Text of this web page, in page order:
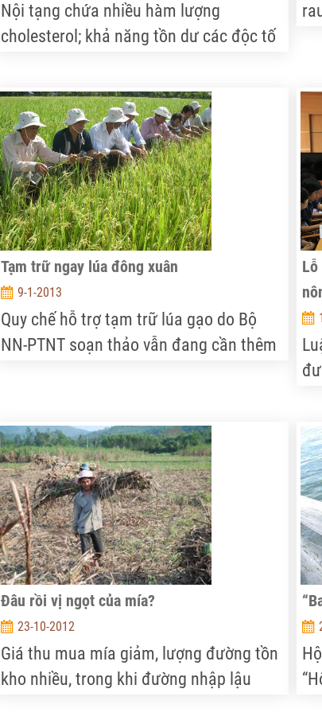
Nội tạng chứa nhiều hàm lượng
cholesterol; khả năng tồn dư các độc tố
Việc nhập nội tạng nếu không kiểm soát
tốt, còn có nguy cơ mang theo các mầm
bệnh lây lan.
Tạm trữ ngay lúa đông xuân
9-1-2013
Quy chế hỗ trợ tạm trữ lúa gạo do Bộ
NN-PTNT soạn thảo vẫn đang cần thêm
tiêu thụ lúa gạo hàng hóa vụ đông xuân
2012 - 2013 ở ĐBSCL lại đã cận kề. Bởi
vậy, nhiều doanh nghiệp, nhà quản lý đã
lên tiếng về việc phải tổ chức tạm trữ
ngay lúa gạo hàng hóa theo cơ chế cũ.
Đâu rồi vị ngọt của mía?
23-10-2012
Giá thu mua mía giảm, lượng đường tồn
kho nhiều, trong khi đường nhập lậu